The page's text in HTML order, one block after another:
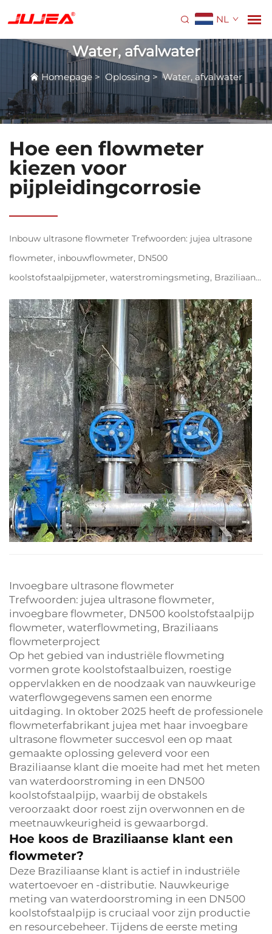
NL
Water, afvalwater
Homepage> Oplossing >Water, afvalwater
Hoe een flowmeter
kiezen voor
pijpleidingcorrosie
Inbouw ultrasone flowmeter Trefwoorden: jujea ultrasone
flowmeter, inbouwflowmeter, DN500
koolstofstaalpijpmeter, waterstromingsmeting, Braziliaans
flowmeterproject Op het gebied van industriële
stromingsmeting, grote diameter koolstofstaal...
Invoegbare ultrasone flowmeter
Trefwoorden: jujea ultrasone flowmeter,
invoegbare flowmeter, DN500 koolstofstaalpijp
flowmeter, waterflowmeting, Braziliaans
flowmeterproject
Op het gebied van industriële flowmeting
vormen grote koolstofstaalbuizen, roestige
oppervlakken en de noodzaak van nauwkeurige
waterflowgegevens samen een enorme
uitdaging. In oktober 2025 heeft de professionele
flowmeterfabrikant jujea met haar invoegbare
ultrasone flowmeter succesvol een op maat
gemaakte oplossing geleverd voor een
Braziliaanse klant die moeite had met het meten
van waterdoorstroming in een DN500
koolstofstaalpijp, waarbij de obstakels
veroorzaakt door roest zijn overwonnen en de
meetnauwkeurigheid is gewaarborgd.
Hoe koos de Braziliaanse klant een
flowmeter?
Deze Braziliaanse klant is actief in industriële
watertoevoer en -distributie. Nauwkeurige
meting van waterdoorstroming in een DN500
koolstofstaalpijp is cruciaal voor zijn productie
en resourcebeheer. Tijdens de eerste meting